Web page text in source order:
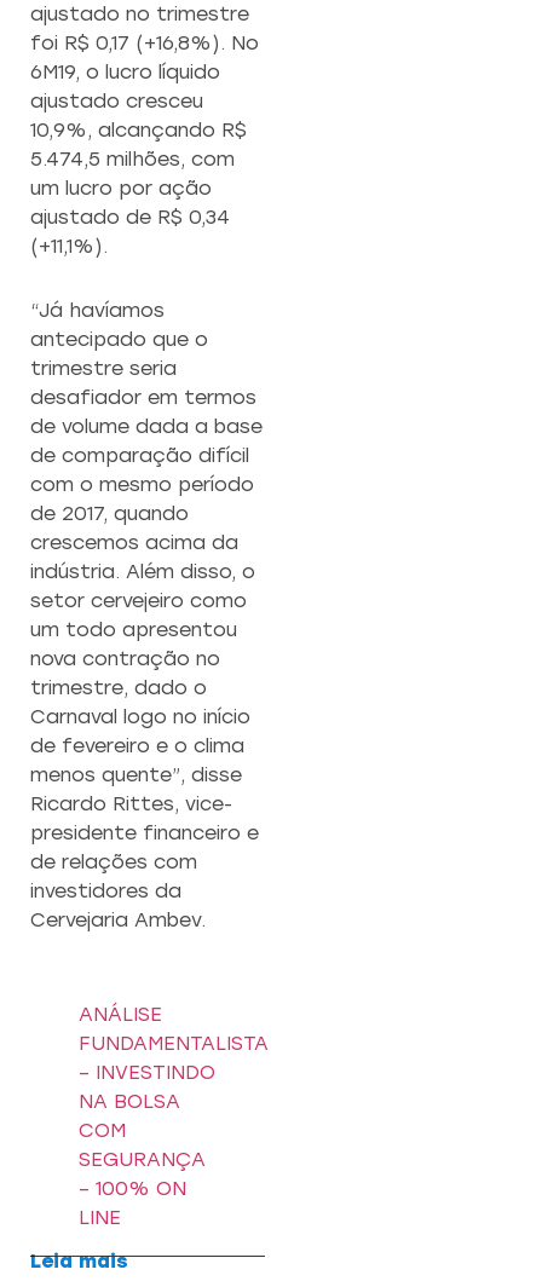
ajustado no trimestre
foi R$ 0,17 (+16,8%). No
6M19, o lucro líquido
ajustado cresceu
10,9%, alcançando R$
5.474,5 milhões, com
um lucro por ação
ajustado de R$ 0,34
(+11,1%).
“Já havíamos
antecipado que o
trimestre seria
desafiador em termos
de volume dada a base
de comparação difícil
com o mesmo período
de 2017, quando
crescemos acima da
indústria. Além disso, o
setor cervejeiro como
um todo apresentou
nova contração no
trimestre, dado o
Carnaval logo no início
de fevereiro e o clima
menos quente”, disse
Ricardo Rittes, vice-
presidente financeiro e
de relações com
investidores da
Cervejaria Ambev.
ANÁLISE
FUNDAMENTALISTA
– INVESTINDO
NA BOLSA
COM
SEGURANÇA
– 100% ON
LINE
Leia mais